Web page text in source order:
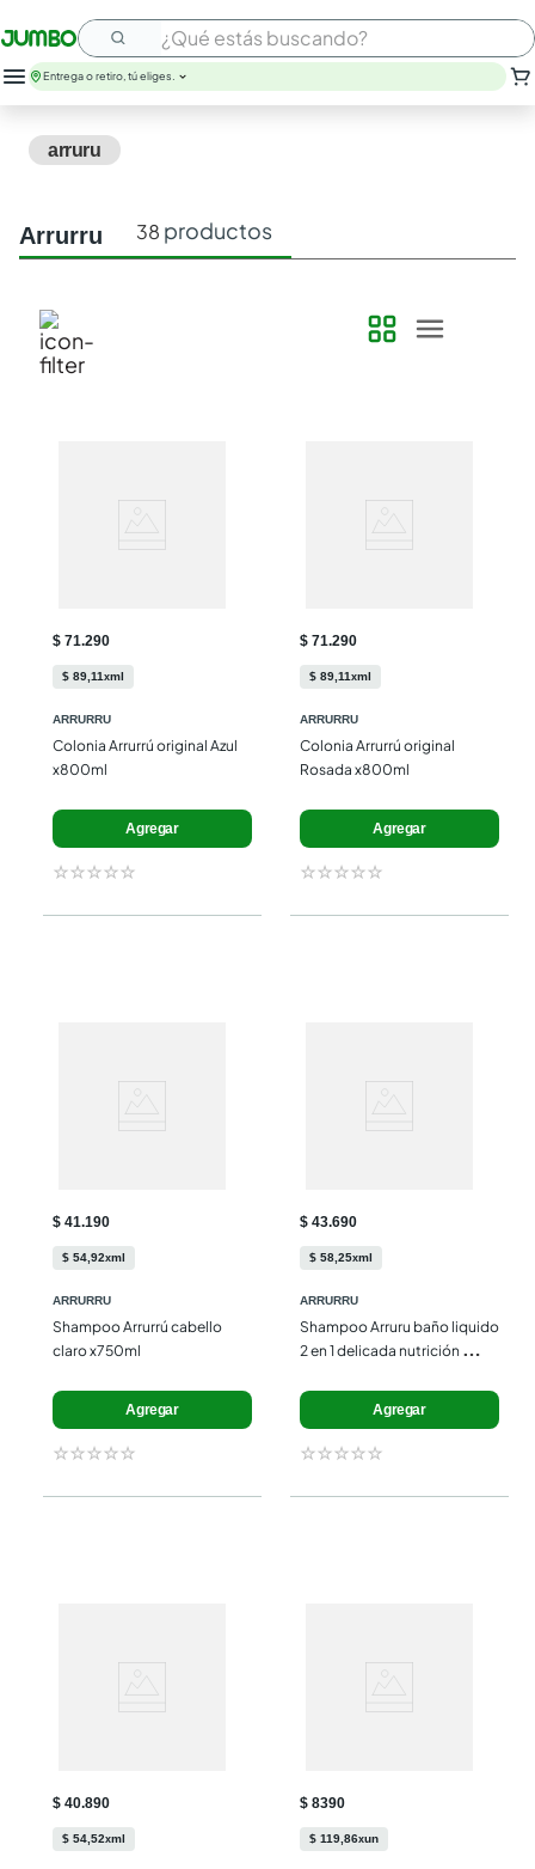
¿Qué estás buscando?
Entrega o retiro, tú eliges.
arruru
arrurru 38 productos
$ 71.290
$ 89 11 xml
ARRURRU
Colonia Arrurrú original Azul
x800ml
Agregar
☆☆☆☆☆
$ 71.290
$ 89 11 xml
ARRURRU
Colonia Arrurrú original
Rosada x800ml
Agregar
☆☆☆☆☆
$ 41.190
$ 54,92xml
ARRURRU
Shampoo Arrurrú cabello
claro x750ml
Agregar
☆☆☆☆☆
$ 43.690
$ 58,25xml
ARRURRU
Shampoo Arruru baño liquido
2 en 1 delicada nutrición
Agregar
☆☆☆☆☆
$ 40.890
$ 54,52xml
$ 8390
$ 119,86xun